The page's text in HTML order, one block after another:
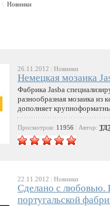
\ Новинки
26.11.2012 Новинки
Немецкая мозаика
Фабрика Jasba
разнообразная мозаика из
дополняет
Просмотров: 11956 Автор:
22.11.2012 Новинки
Сделано с любовью.
португальской